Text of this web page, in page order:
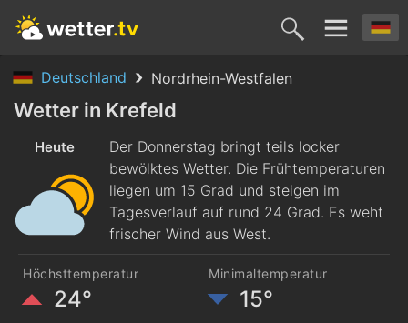
Deutschland Nordrhein-Westfalen
Heute
6. Aug.
Morgen
7. Aug. 8. Aug. 9. Aug.
Wetter in Krefeld
Heute
Der Donnerstag bringt teils locker
bewölktes Wetter. Die Frühtemperaturen
liegen um 15 Grad und steigen im
Tagesverlauf auf rund 24 Grad. Es weht
frischer Wind aus West.
Höchsttemperatur
24°
Minimaltemperatur
15°